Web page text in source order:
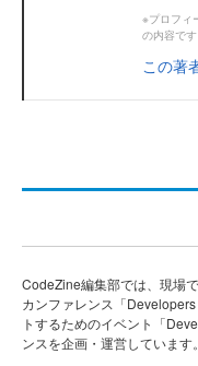
※プロフィ
の内容です
この著
CodeZine編集部では、現場
カンファレンス「
トするためのイベント「
ンスを企画・運営しています。